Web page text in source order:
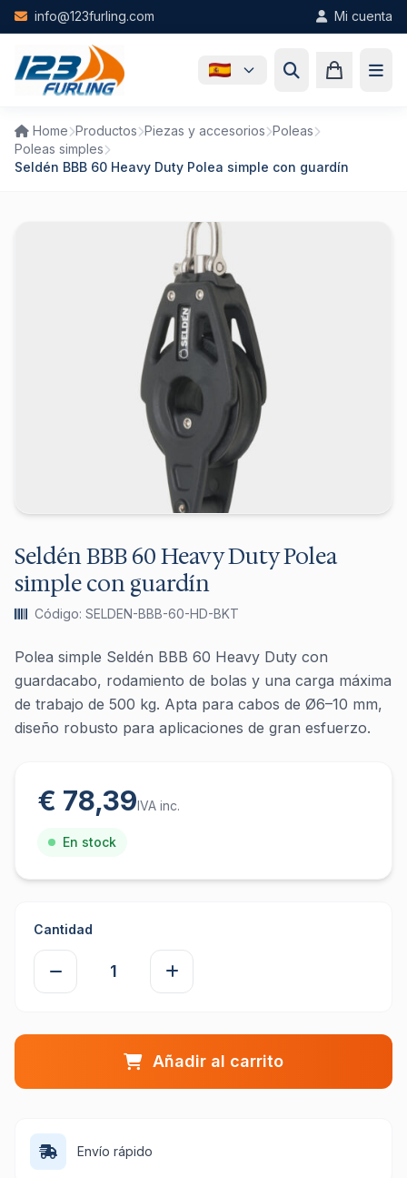
Skip to main content
info@123furling.com Mi cuenta
Home Productos Piezas y accesorios Poleas
Poleas simples
Seldén BBB 60 Heavy Duty Polea simple con guardín
Seldén BBB 60 Heavy Duty Polea
simple con guardín
Código: SELDEN-BBB-60-HD-BKT
Polea simple Seldén BBB 60 Heavy Duty con
guardacabo, rodamiento de bolas y una carga máxima
de trabajo de 500 kg. Apta para cabos de Ø6–10 mm,
diseño robusto para aplicaciones de gran esfuerzo.
€ 78,39IVA inc.
En stock
Cantidad
Añadir al carrito
Envío rápido